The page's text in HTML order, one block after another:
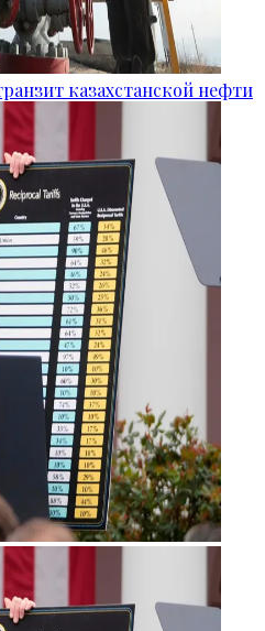
казахстанской нефти